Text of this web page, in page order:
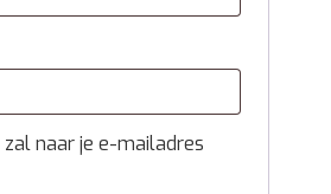
naar je e-mailadres